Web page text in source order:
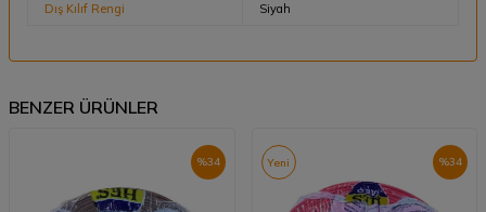
Dış Kılıf Rengi Siyah
BENZER ÜRÜNLER
%34 %34
Yeni